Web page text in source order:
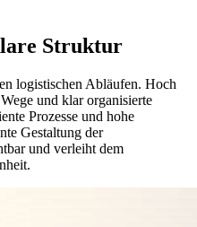
Struktur
logistischen Abläufen. Hoch
und klar organisierte
Prozesse und hohe
Gestaltung der
und verleiht dem